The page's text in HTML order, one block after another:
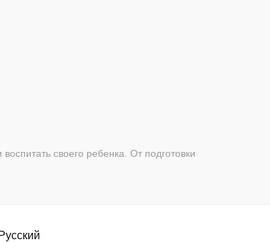
своего ребенка. От подготовки
Русский